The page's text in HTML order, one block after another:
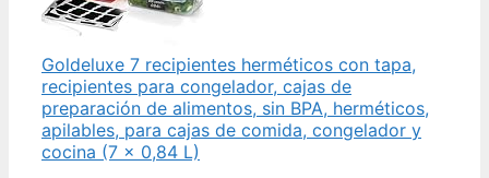
Goldeluxe 7 recipientes herméticos con tapa,
recipientes para congelador, cajas de
preparación de alimentos, sin BPA, herméticos,
apilables, para cajas de comida, congelador y
cocina (7 x 0,84 L)